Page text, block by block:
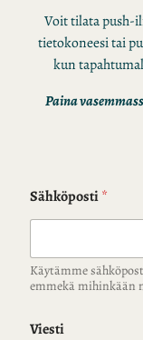
Voit tilata push-
tietokoneesi tai
kun
Paina
Sähköposti*
Käytämme
emmekä mihinkään
Viesti